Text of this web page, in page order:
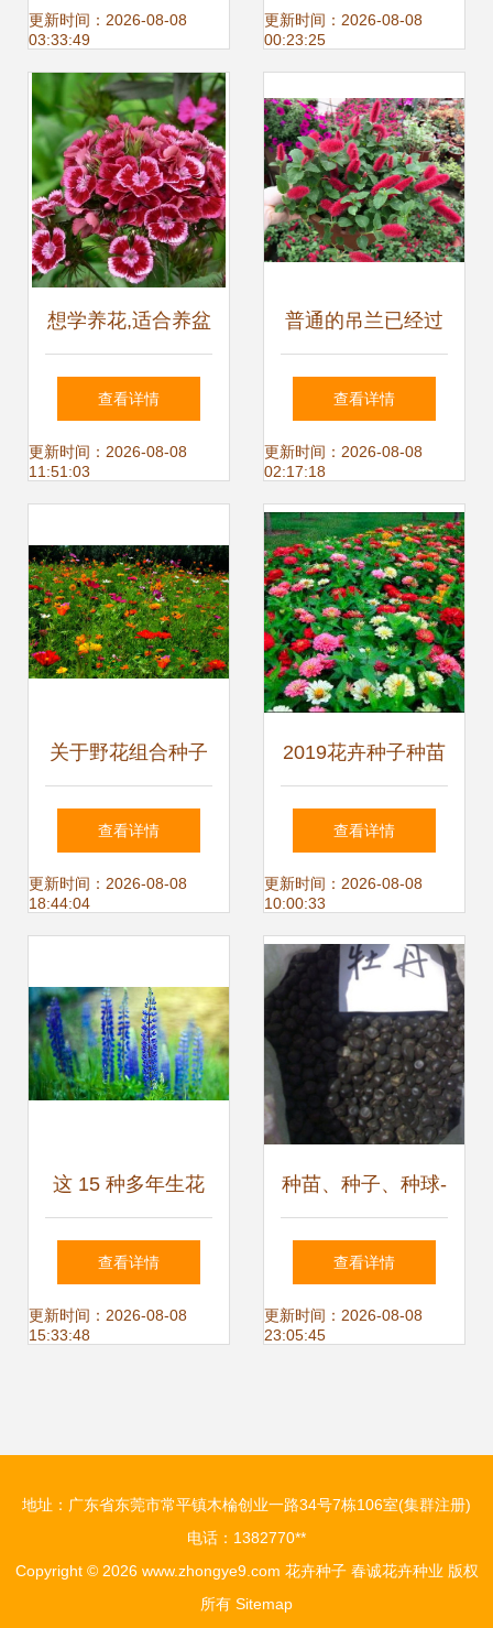
天就是一片花海
更新时间：2026-08-08
03:33:49
入侵 ,天天起来要
更新时间：2026-08-08
00:23:25
想学养花,适合养盆
阳台精品 美国石
竹,花香袭人,花态
查看详情
更新时间：2026-08-08
11:51:03
普通的吊兰已经过
时,4种 精品 吊兰,
好看能开花,关键是
好养
查看详情
更新时间：2026-08-08
02:17:18
关于野花组合种子
价格详情
查看详情
更新时间：2026-08-08
18:44:04
2019花卉种子种苗
价格 报价 花卉种
子种苗批发 第2页
种子网
查看详情
更新时间：2026-08-08
10:00:33
这 15 种多年生花
卉种子,超好种,别
错过
查看详情
更新时间：2026-08-08
15:33:48
种苗、种子、种球-
批发出售 花卉种子
牡丹种子 牡丹花种
查看详情
更新时间：2026-08-08
23:05:45
地址：广东省东莞市常平镇木棆创业一路34号7栋106室(集群注册)
电话：1382770**
Copyright © 2026 www.zhongye9.com 花卉种子 春诚花卉种业 版权
所有 Sitemap